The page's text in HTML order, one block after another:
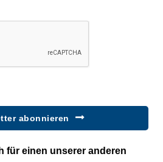
abonnieren
für einen unserer anderen